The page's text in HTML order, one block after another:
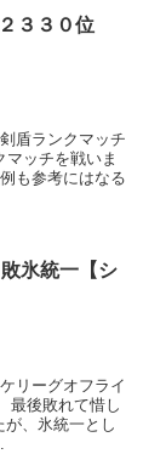
３３０位
盾ランクマッチ
ッチを戦いま
も参考にはなる
氷統一【シ
リーグオフライ
最後敗れて惜し
、氷統一とし